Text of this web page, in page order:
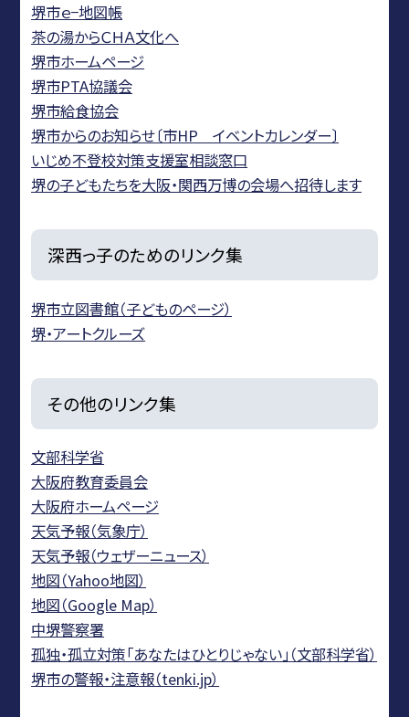
堺市ｅ−地図帳
茶の湯からＣＨＡ文化へ
堺市ホームページ
堺市PTA協議会
堺市給食協会
堺市からのお知らせ〔市HP イベントカレンダー〕
いじめ不登校対策支援室相談窓口
堺の子どもたちを大阪・関西万博の会場へ招待します
深西っ子のためのリンク集
堺市立図書館（子どものページ）
堺・アートクルーズ
その他のリンク集
文部科学省
大阪府教育委員会
大阪府ホームページ
天気予報（気象庁）
天気予報（ウェザーニュース）
地図（Yahoo地図）
地図（Google Map）
中堺警察署
孤独・孤立対策「あなたはひとりじゃない」（文部科学省）
堺市の警報・注意報（tenki.jp）